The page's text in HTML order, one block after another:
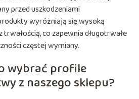
przed uszkodzeniami
wyróżniają się wysoką
co zapewnia długotrwałe
częstej wymiany.
wybrać profile
z naszego sklepu?